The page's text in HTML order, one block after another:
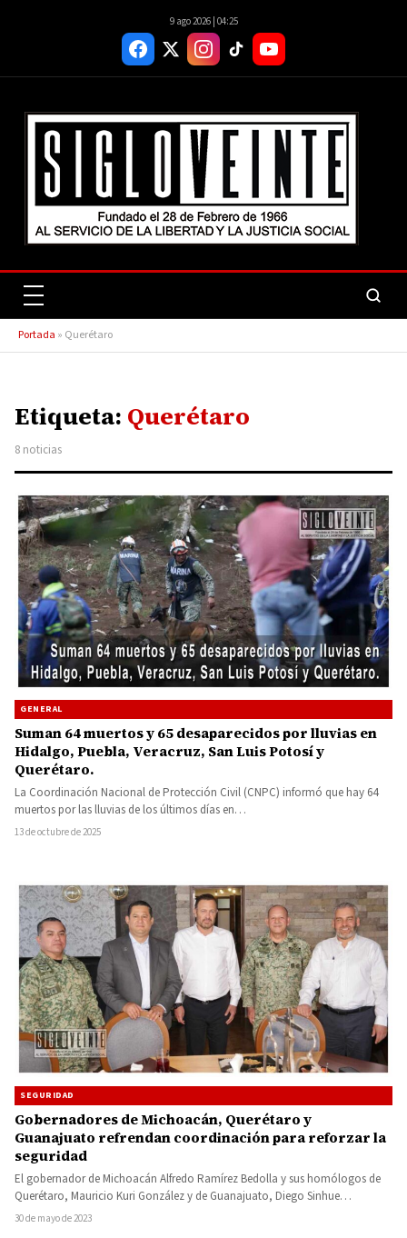
9 ago 2026 | 04:25
Portada » Querétaro
Etiqueta: Querétaro
8 noticias
GENERAL
Suman 64 muertos y 65 desaparecidos por lluvias en
Hidalgo, Puebla, Veracruz, San Luis Potosí y
Querétaro.
La Coordinación Nacional de Protección Civil (CNPC) informó que hay 64
muertos por las lluvias de los últimos días en…
13 de octubre de 2025
SEGURIDAD
Gobernadores de Michoacán, Querétaro y
Guanajuato refrendan coordinación para reforzar la
seguridad
El gobernador de Michoacán Alfredo Ramírez Bedolla y sus homólogos de
Querétaro, Mauricio Kuri González y de Guanajuato, Diego Sinhue…
30 de mayo de 2023